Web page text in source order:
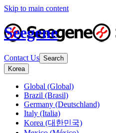
Skip to main content
Seegene
Contact Us Search
Korea
Global (Global)
Brazil (Brasil)
Germany (Deutschland)
Italy (Italia)
Korea (대한민국)